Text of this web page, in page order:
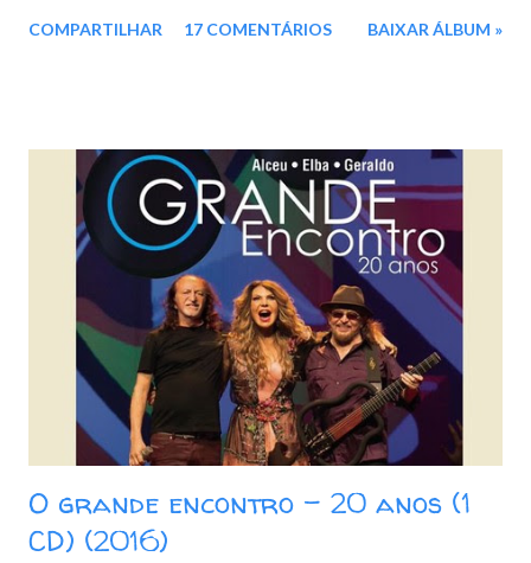
Beira Mar 04. Vila do Sossego 05. Canção Agalopada 06. A
Galope Rasante 06. Bicho de Sete Cabeças 07. Mulher Nova,
Bonita e Carinhosa, Faz o Homem Gemer Sem Sentir Dor 08.
Pepitas de Fogo 09. Jardim das Acácias II 10. Batendo na
Porta do Céu [Knockin' on Heaven's Door] Baixar: 165 MB -
ZiP - MP3 - 320 Kbps Google Drive - Box - MEGA
COMPARTILHAR 17 COMENTÁRIOS BAIXAR ÁLBUM »
O grande encontro - 20 anos (1
CD) (2016)